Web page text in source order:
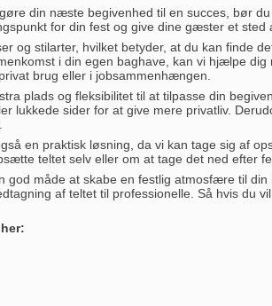
din næste begivenhed til en succes, bør
for din fest og give dine gæster et sted
og stilarter, hvilket betyder, at du kan finde
i din egen baghave, kan vi hjælpe
brug eller i jobsammenhængen.
plads og fleksibilitet til at tilpasse din
lukkede sider for at give mere privatliv.
en praktisk løsning, da vi kan tage sig af
teltet selv eller om at tage det ned efter
god måde at skabe en festlig atmosfære til
af teltet til professionelle. Så hvis du